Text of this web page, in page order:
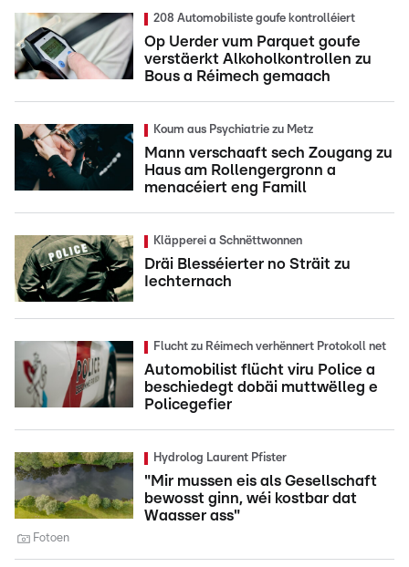
208 Automobiliste goufe kontrolléiert
Op Uerder vum Parquet goufe
verstäerkt Alkoholkontrollen zu
Bous a Réimech gemaach
Koum aus Psychiatrie zu Metz
Mann verschaaft sech Zougang zu
Haus am Rollengergronn a
menacéiert eng Famill
Kläpperei a Schnëttwonnen
Dräi Blesséierter no Sträit zu
Iechternach
Flucht zu Réimech verhënnert Protokoll net
Automobilist flücht viru Police a
beschiedegt dobäi muttwëlleg e
Policegefier
Hydrolog Laurent Pfister
"Mir mussen eis als Gesellschaft
bewosst ginn, wéi kostbar dat
Waasser ass"
Fotoen